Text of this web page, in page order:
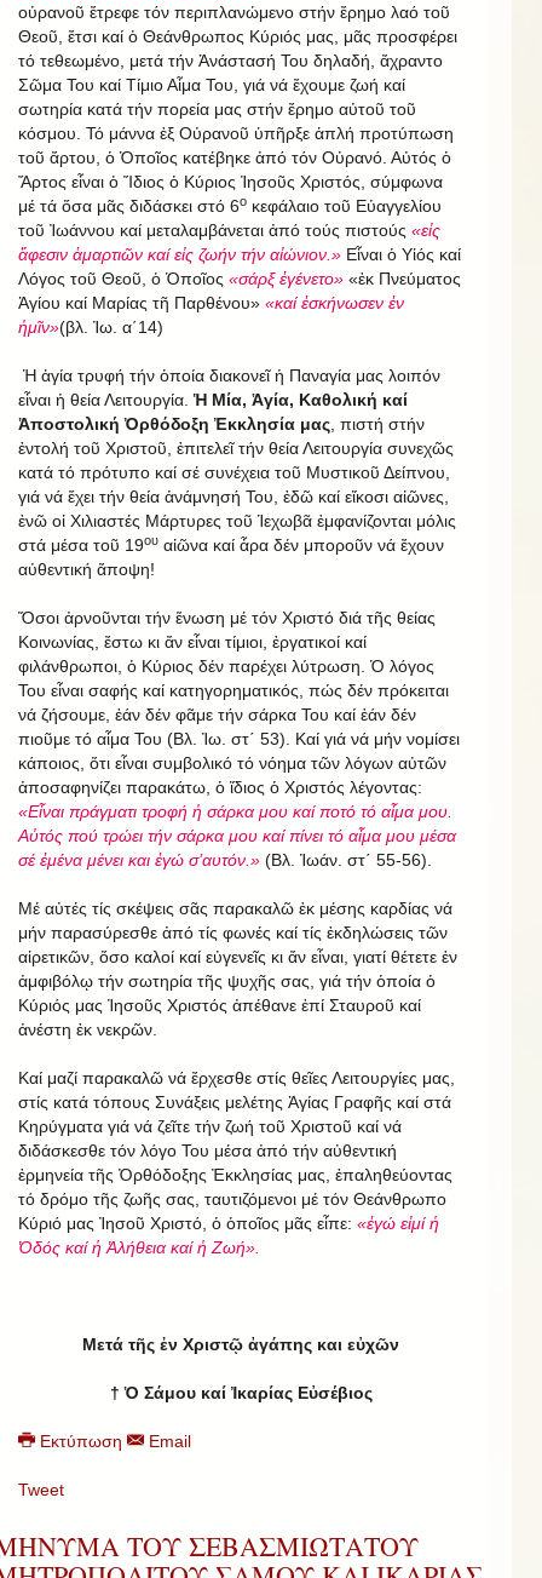
οὐρανοῦ ἔτρεφε τόν περιπλανώμενο στήν ἔρημο λαό τοῦ
Θεοῦ, ἔτσι καί ὁ Θεάνθρωπος Κύριός μας, μᾶς προσφέρει
τό τεθεωμένο, μετά τήν Ἀνάστασή Του δηλαδή, ἄχραντο
Σῶμα Του καί Τίμιο Αἷμα Του, γιά νά ἔχουμε ζωή καί
σωτηρία κατά τήν πορεία μας στήν ἔρημο αὐτοῦ τοῦ
κόσμου. Τό μάννα ἐξ Οὐρανοῦ ὑπῆρξε ἁπλή προτύπωση
τοῦ ἄρτου, ὁ Ὁποῖος κατέβηκε ἀπό τόν Οὐρανό. Αὐτός ὁ
Ἄρτος εἶναι ὁ Ἴδιος ὁ Kύριος Ἰησοῦς Χριστός, σύμφωνα
μέ τά ὅσα μᾶς διδάσκει στό 6ο κεφάλαιο τοῦ Εὐαγγελίου
τοῦ Ἰωάννου καί μεταλαμβάνεται ἀπό τούς πιστούς «εἰς
ἄφεσιν ἁμαρτιῶν καί εἰς ζωήν τήν αἰώνιον.» Εἶναι ὁ Υἱός καί
Λόγος τοῦ Θεοῦ, ὁ Ὁποῖος «σάρξ ἐγένετο» «ἐκ Πνεύματος
Ἁγίου καί Μαρίας τῆ Παρθένου» «καί ἐσκήνωσεν ἐν
ἡμῖν»(βλ. Ἰω. α΄14)
Ἡ ἁγία τρυφή τήν ὁποία διακονεῖ ἡ Παναγία μας λοιπόν
εἶναι ἡ θεία Λειτουργία. Ἡ Μία, Ἁγία, Καθολική καί
Ἀποστολική Ὀρθόδοξη Ἐκκλησία μας , πιστή στήν
ἐντολή τοῦ Χριστοῦ, ἐπιτελεῖ τήν θεία Λειτουργία συνεχῶς
κατά τό πρότυπο καί σέ συνέχεια τοῦ Μυστικοῦ Δείπνου,
γιά νά ἔχει τήν θεία ἀνάμνησή Του, ἐδῶ καί εἴκοσι αἰῶνες,
ἐνῶ οἱ Χιλιαστές Μάρτυρες τοῦ Ἱεχωβᾶ ἐμφανίζονται μόλις
στά μέσα τοῦ 19ου αἰῶνα καί ἆρα δέν μποροῦν νά ἔχουν
αὐθεντική ἄποψη!
Ὅσοι ἀρνοῦνται τήν ἕνωση μέ τόν Χριστό διά τῆς θείας
Κοινωνίας, ἔστω κι ἄν εἶναι τίμιοι, ἐργατικοί καί
φιλάνθρωποι, ὁ Κύριος δέν παρέχει λύτρωση. Ὁ λόγος
Του εἶναι σαφής καί κατηγορηματικός, πώς δέν πρόκειται
νά ζήσουμε, ἐάν δέν φᾶμε τήν σάρκα Του καί ἐάν δέν
πιοῦμε τό αἷμα Του (Βλ. Ἰω. στ΄ 53). Καί γιά νά μήν νομίσει
κάποιος, ὅτι εἶναι συμβολικό τό νόημα τῶν λόγων αὐτῶν
ἀποσαφηνίζει παρακάτω, ὁ ἴδιος ὁ Χριστός λέγοντας:
«Εἶναι πράγματι τροφή ἡ σάρκα μου καί ποτό τό αἷμα μου.
Αὐτός πού τρώει τήν σάρκα μου καί πίνει τό αἷμα μου μέσα
σέ ἐμένα μένει και ἐγώ σ’αυτόν.» (Βλ. Ἰωάν. στ΄ 55-56).
Μέ αὐτές τίς σκέψεις σᾶς παρακαλῶ ἐκ μέσης καρδίας νά
μήν παρασύρεσθε ἀπό τίς φωνές καί τίς ἐκδηλώσεις τῶν
αἱρετικῶν, ὅσο καλοί καί εὐγενεῖς κι ἄν εἶναι, γιατί θέτετε ἐν
ἀμφιβόλῳ τήν σωτηρία τῆς ψυχῆς σας, γιά τήν ὁποία ὁ
Κύριός μας Ἰησοῦς Χριστός ἀπέθανε ἐπί Σταυροῦ καί
ἀνέστη ἐκ νεκρῶν.
Καί μαζί παρακαλῶ νά ἔρχεσθε στίς θεῖες Λειτουργίες μας,
στίς κατά τόπους Συνάξεις μελέτης Ἁγίας Γραφῆς καί στά
Κηρύγματα γιά νά ζεῖτε τήν ζωή τοῦ Χριστοῦ καί νά
διδάσκεσθε τόν λόγο Του μέσα ἀπό τήν αὐθεντική
ἑρμηνεία τῆς Ὀρθόδοξης Ἐκκλησίας μας, ἐπαληθεύοντας
τό δρόμο τῆς ζωῆς σας, ταυτιζόμενοι μέ τόν Θεάνθρωπο
Κύριό μας Ἰησοῦ Χριστό, ὁ ὁποῖος μᾶς εἶπε: «ἐγώ εἰμί ἡ
Ὁδός καί ἡ Ἀλήθεια καί ἡ Ζωή».
Μετά τῆς ἐν Χριστῷ ἀγάπης και εὐχῶν
† Ὁ Σάμου καί Ἰκαρίας Εὐσέβιος
Εκτύπωση Email
Tweet
ΤΟΥ ΣΕΒΑΣΜΙΩΤΑΤΟΥ